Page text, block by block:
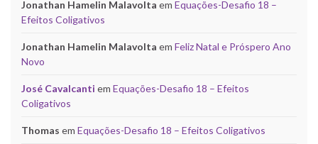
Jonathan Hamelin Malavolta em Equações-Desafio 18 –
Efeitos Coligativos
Jonathan Hamelin Malavolta em Feliz Natal e Próspero Ano
Novo
José Cavalcanti em Equações-Desafio 18 – Efeitos
Coligativos
Thomas em Equações-Desafio 18 – Efeitos Coligativos